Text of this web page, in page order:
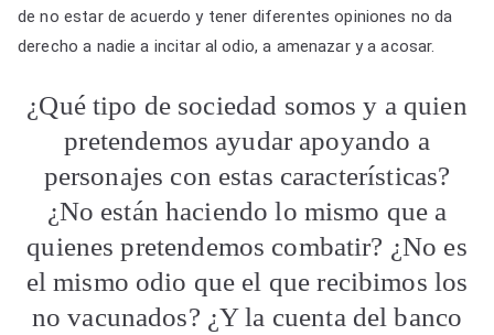
de no estar de acuerdo y tener diferentes opiniones no da
derecho a nadie a incitar al odio, a amenazar y a acosar.
¿Qué tipo de sociedad somos y a quien
pretendemos ayudar apoyando a
personajes con estas características?
¿No están haciendo lo mismo que a
quienes pretendemos combatir? ¿No es
el mismo odio que el que recibimos los
no vacunados? ¿Y la cuenta del banco